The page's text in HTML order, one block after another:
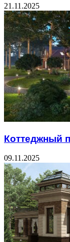
21.11.2025
Коттеджный
09.11.2025